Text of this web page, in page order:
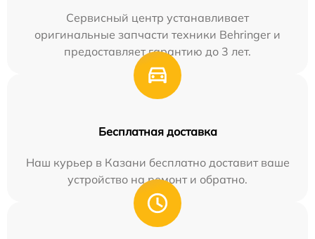
Сервисный центр устанавливает
оригинальные запчасти техники Behringer и
предоставляет гарантию до 3 лет.
Бесплатная доставка
Наш курьер в Казани бесплатно доставит ваше
устройство на ремонт и обратно.